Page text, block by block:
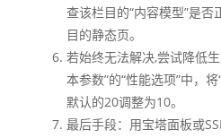
查该栏目的“内容模型”是
目的静态页。
若始终无法解决,尝试降低
本参数”的“性能选项”中，
默认的20调整为10。
最后手段：用宝塔面板或